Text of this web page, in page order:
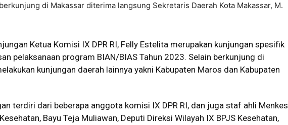
di Makassar diterima langsung Sekretaris Daerah Kota Makassar, M.
Ketua Komisi IX DPR RI, Felly Estelita merupakan kunjungan spesifik
pelaksanaan program BIAN/BIAS Tahun 2023. Selain berkunjung di
kunjungan daerah lainnya yakni Kabupaten Maros dan Kabupaten
terdiri dari beberapa anggota komisi IX DPR RI, dan juga staf ahli Menkes
Bayu Teja Muliawan, Deputi Direksi Wilayah IX BPJS Kesehatan,